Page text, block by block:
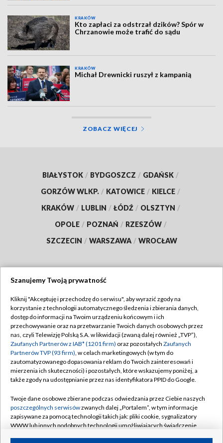
KRAKÓW
Kto zapłaci za odstrzał dzików? Spór w
Chrzanowie może trafić do sądu
KRAKÓW
Michał Drewnicki ruszył z kampanią
ZOBACZ WIĘCEJ
BIAŁYSTOK / BYDGOSZCZ / GDAŃSK /
GORZÓW WLKP. / KATOWICE / KIELCE /
KRAKÓW / LUBLIN / ŁÓDŹ / OLSZTYN /
OPOLE / POZNAŃ / RZESZÓW /
SZCZECIN / WARSZAWA / WROCŁAW
TVP
Abonament TVP
Emisja w TVP
Centrum informacji TVP
Naziemna Telewizja Cyfrowa
Rada Programowa
System NOS
Informacje o nadawcy
Regulamin TVP
Polityka prywatności
Moje zgody
Pomoc
Kontakt
Kanały
Szanujemy Twoją prywatność
Kliknij "Akceptuję i przechodzę do serwisu", aby wyrazić zgody na
korzystanie z technologii automatycznego śledzenia i zbierania danych,
dostęp do informacji na Twoim urządzeniu końcowym i ich
przechowywanie oraz na przetwarzanie Twoich danych osobowych przez
nas, czyli Telewizję Polską S.A. w likwidacji (zwaną dalej również „TVP”),
Zaufanych Partnerów z IAB* (1201 firm) oraz pozostałych Zaufanych
Partnerów TVP (93 firm), w celach marketingowych (w tym do
zautomatyzowanego dopasowania reklam do Twoich zainteresowań i
mierzenia ich skuteczności) i pozostałych, które wskazujemy poniżej, a
także zgody na udostępnianie przez nas identyfikatora PPID do Google.
Twoje dane osobowe zbierane podczas odwiedzania przez Ciebie naszych
poszczególnych serwisówzwanych dalej „Portalem”, w tym informacje
zapisywane za pomocą technologii takich jak: pliki cookie, sygnalizatory
WWW lub innych podobnych technologii umożliwiających świadczenie